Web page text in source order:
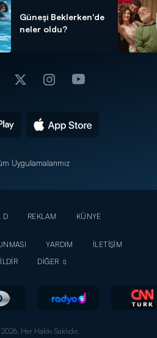
Güneşi Beklerken'de
neler oldu?
Uygulamalarımız
D REKLAM
KÜNYE
YARDIM
İLETİŞİM
DİĞER
Her Hakkı Saklıdır.